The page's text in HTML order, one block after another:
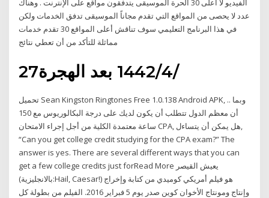
الفيديو لا أعلى 30 الحرة الموسيقى يتدفقون مواقع على الإنترنت . وهناك
عدد لا يحصى من المواقع التي تقدم مجاناً الموسيقى تدفق الخدمات ولكن
في هذا البرنامج التعليمي سوف تناقش أعلى المواقع 30 تقدم خدمات
مماثلة للتأكد من أن تعطي نتائج
27‏‏/4‏‏/1442 بعد الهجرة
تحميل Sean Kingston Ringtones Free 1.0.138 Android APK, .. وبما
أن معظم الدول تتطلب أن يكون لديك على درجة البكالوريوس مع 150
ساعة معتمدة الكلية من أجل إجراء الامتحان CPA, هل يمكن أن يتساءل,
“Can you get college credit studying for the CPA exam?” The
answer is yes. There are several different ways that you can
get a few college credits just forRead More يعيش القيصر
(بالانجليزية:Hail, Caesar!) هو فيلم أمريكي كوميدي من كتابة وإخراج
وإنتاج ومونتاج الأخوان كوين صدر يوم 5 فبراير 2016. الفيلم من بطولة كل